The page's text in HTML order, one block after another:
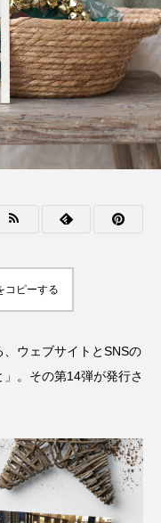
コピーする
ウェブサイトとSNSの
。その第14弾が発行さ